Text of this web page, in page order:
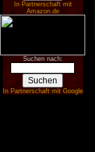
In Partnerschaft mit
Amazon.de
Suchen nach:
In Partnerschaft mit Google